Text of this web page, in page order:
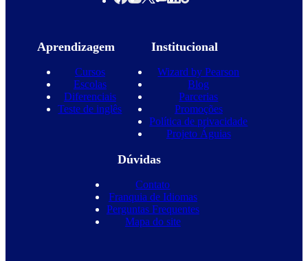
Aprendizagem
Cursos
Escolas
Diferenciais
Teste de inglês
Institucional
Wizard by Pearson
Blog
Parcerias
Promoções
Política de privacidade
Projeto Águias
Dúvidas
Contato
Franquia de Idiomas
Perguntas Frequentes
Mapa do site